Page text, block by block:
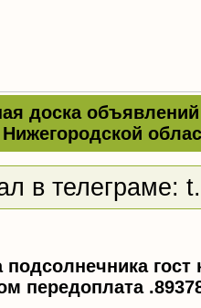
доска
Нижегородской
в телеграме:
подсолнечника
передоплата